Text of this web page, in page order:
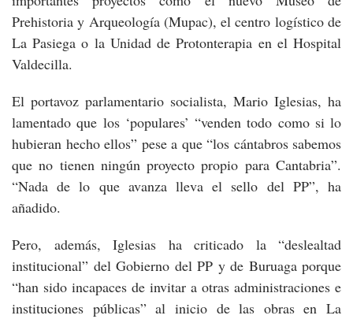
Prehistoria y Arqueología (Mupac), el centro logístico de
La Pasiega o la Unidad de Protonterapia en el Hospital
Valdecilla.
El portavoz parlamentario socialista, Mario Iglesias, ha
lamentado que los ‘populares’ “venden todo como si lo
hubieran hecho ellos” pese a que “los cántabros sabemos
que no tienen ningún proyecto propio para Cantabria”.
“Nada de lo que avanza lleva el sello del PP”, ha
añadido.
Pero, además, Iglesias ha criticado la “deslealtad
institucional” del Gobierno del PP y de Buruaga porque
“han sido incapaces de invitar a otras administraciones e
instituciones públicas” al inicio de las obras en La